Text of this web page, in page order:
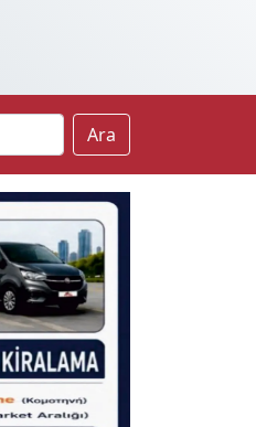
Ara